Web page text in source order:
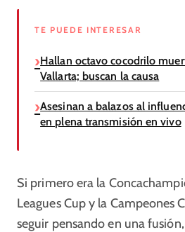
TE PUEDE INTERESAR
Hallan octavo cocodrilo
Vallarta; buscan la causa
Asesinan a balazos al
en plena transmisión en vivo
Si primero era la
Leagues Cup y la Campeones
seguir pensando en una